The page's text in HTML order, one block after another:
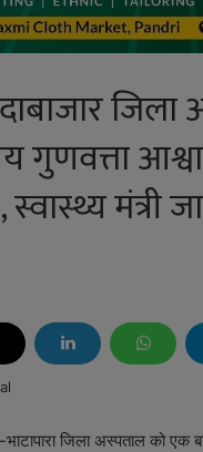
गुणवत्ता
स्वास्थ्य मंत्री
भाटापारा जिला अस्पताल को एक